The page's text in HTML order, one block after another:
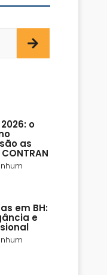
o
as
em BH:
e